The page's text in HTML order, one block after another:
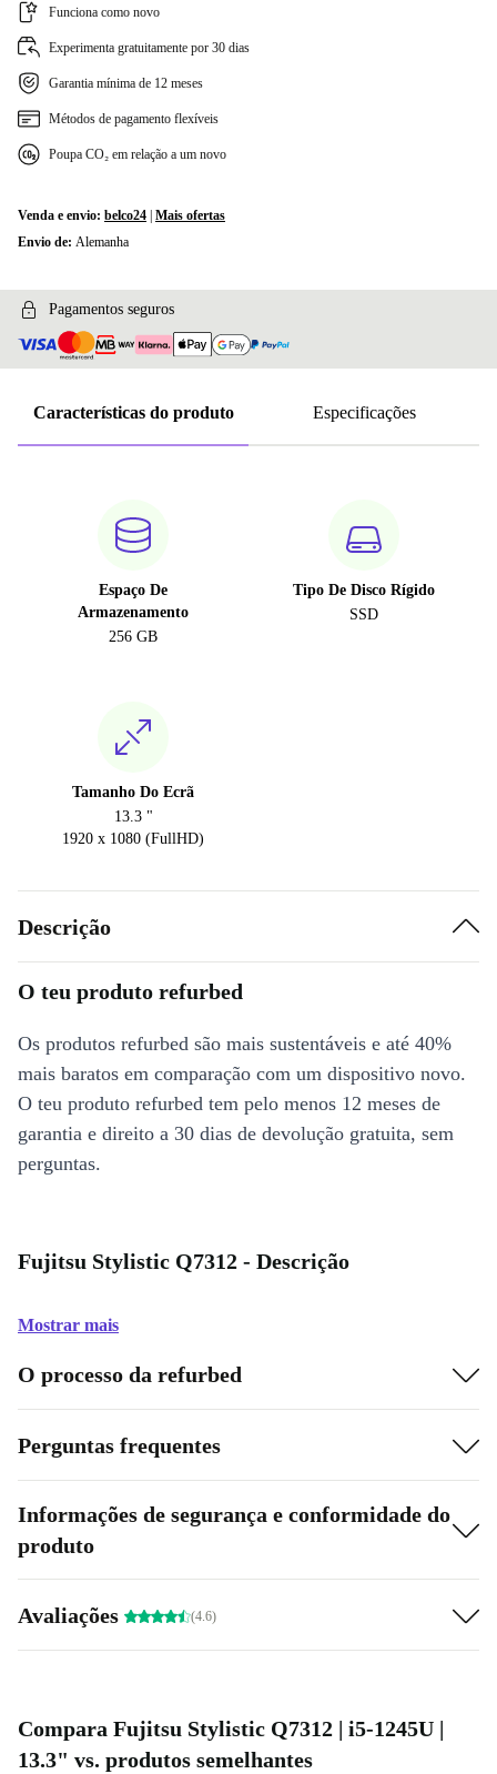
Funciona como novo
Experimenta gratuitamente por 30 dias
Garantia mínima de 12 meses
Métodos de pagamento flexíveis
Poupa CO₂ em relação a um novo
Venda e envio: belco24 Mais ofertas
Envio de: Alemanha
Pagamentos seguros
Características do produto Especificações
Espaço De
Armazenamento
256 GB
Tipo De Disco Rígido
SSD
Tamanho Do Ecrã
13.3 "
1920 x 1080 (FullHD)
Descrição
O teu produto refurbed
Os produtos refurbed são mais sustentáveis e até 40%
mais baratos em comparação com um dispositivo novo.
O teu produto refurbed tem pelo menos 12 meses de
garantia e direito a 30 dias de devolução gratuita, sem
perguntas.
Fujitsu Stylistic Q7312 - Descrição
Mostrar mais
O processo da refurbed
Perguntas frequentes
Informações de segurança e conformidade do
produto
Avaliações (4.6)
Compara Fujitsu Stylistic Q7312 | i5-1245U |
13.3" vs. produtos semelhantes